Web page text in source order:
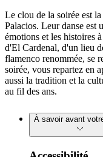
Le clou de la soirée est
Palacios. Leur danse est
émotions et les histoires
d'El Cardenal, d'un lieu
flamenco renommée, se
soirée, vous repartez en
aussi la tradition et la
au fil des ans.
À savoir avant